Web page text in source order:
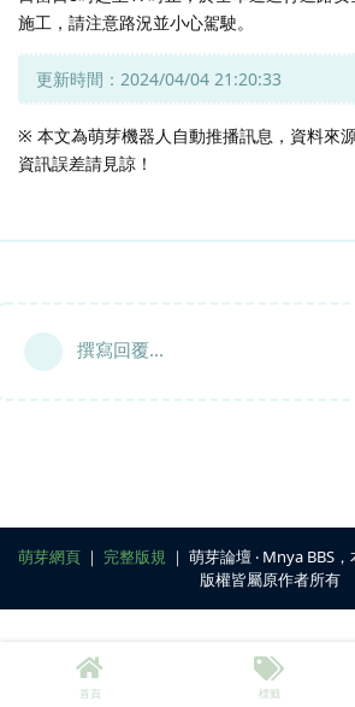
施工，請注意路況並小心駕駛。
更新時間：2024/04/04 21:20:33
※ 本文為萌芽機器人自動推播訊息，資料來
資訊誤差請見諒！
撰寫回覆...
萌芽網頁｜ 完整版規 ｜ 萌芽論壇 ‧ Mnya BBS
版權皆屬原作者所有
首頁 標籤